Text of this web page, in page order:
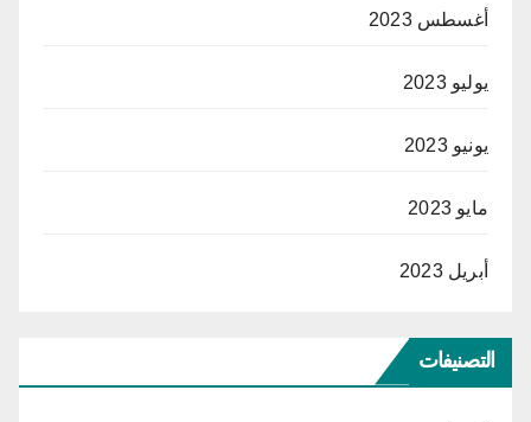
أغسطس 2023
يوليو 2023
يونيو 2023
مايو 2023
أبريل 2023
التصنيفات